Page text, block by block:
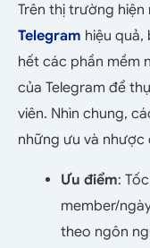
Trên thị trường hiện
Telegram hiệu quả,
hết các phần mềm
của Telegram để
viên. Nhìn chung,
những ưu và nhược
Ưu điểm:
member/
theo ngôn